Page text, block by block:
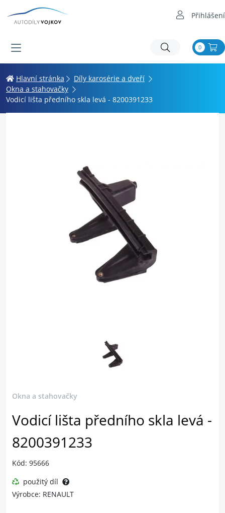
Přihlášení
0
Hlavní stránka
Díly karosérie a dveří
Okna a stahovačky
Vodicí lišta předního skla levá - 8200391233
Okna a stahovačky
Vodicí lišta předního skla levá -
8200391233
Kód: 95666
použitý díl
Výrobce: RENAULT